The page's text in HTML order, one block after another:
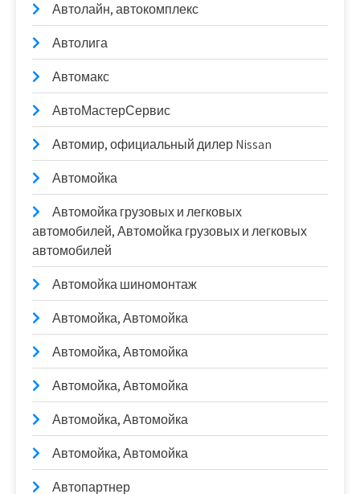
Автолайн, автокомплекс
Автолига
Автомакс
АвтоМастерСервис
Автомир, официальный дилер Nissan
Автомойка
Автомойка грузовых и легковых
автомобилей, Автомойка грузовых и легковых
автомобилей
Автомойка шиномонтаж
Автомойка, Автомойка
Автомойка, Автомойка
Автомойка, Автомойка
Автомойка, Автомойка
Автомойка, Автомойка
Автопартнер